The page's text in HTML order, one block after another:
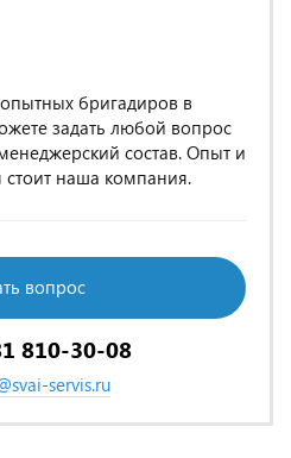
бригадиров в
задать любой вопрос
состав. Опыт и
стоит наша компания.
вопрос
810-30-08
servis.ru